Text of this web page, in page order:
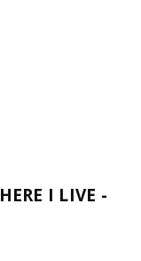
I LIVE -